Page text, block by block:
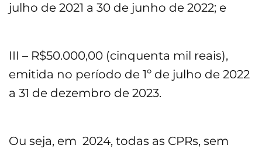
julho de 2021 a 30 de junho de 2022; e
III – R$50.000,00 (cinquenta mil reais),
emitida no período de 1º de julho de 2022
a 31 de dezembro de 2023.
Ou seja, em 2024, todas as CPRs, sem